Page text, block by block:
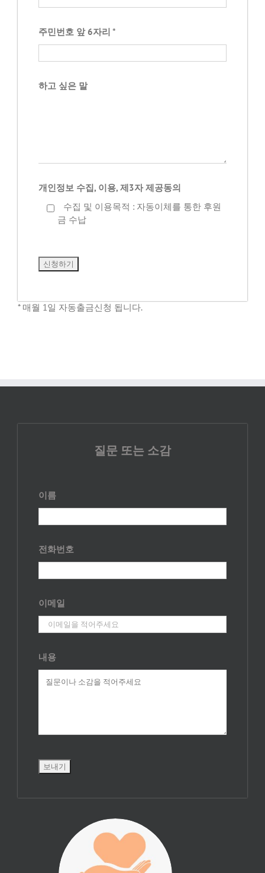
주민번호 앞 6자리 *
하고 싶은 말
개인정보 수집, 이용, 제3자 제공동의
수집 및 이용목적 : 자동이체를 통한 후원
금 수납
* 매월 1일 자동출금신청 됩니다.
질문 또는 소감
이름
전화번호
이메일
내용
진리횃불 사역은